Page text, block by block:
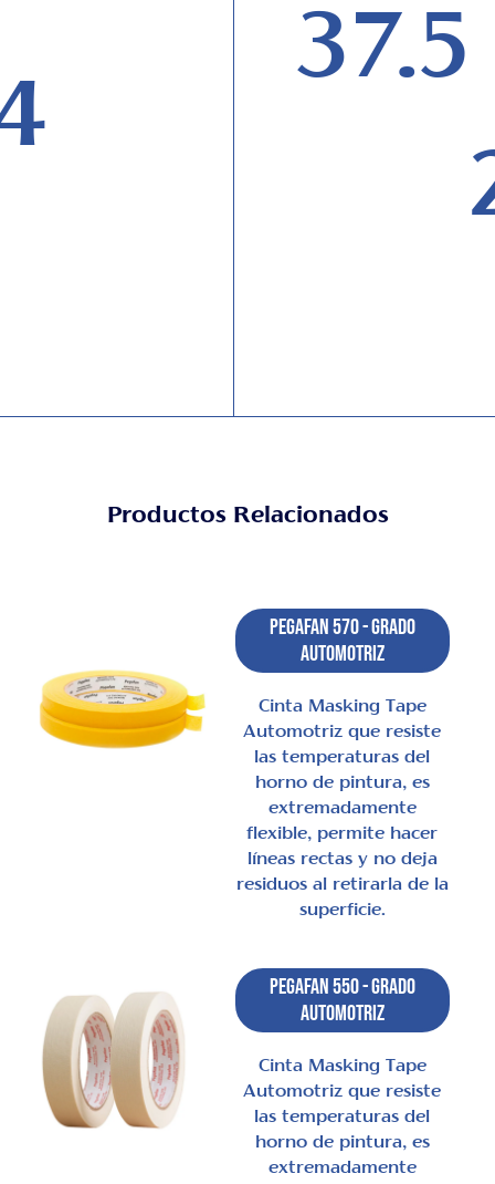
37.5
Productos Relacionados
Pegafan 570 - Grado
Automotriz
Cinta Masking Tape
Automotriz que resiste
las temperaturas del
horno de pintura, es
extremadamente
flexible, permite hacer
líneas rectas y no deja
residuos al retirarla de la
superficie.
Pegafan 550 - Grado
Automotriz
Cinta Masking Tape
Automotriz que resiste
las temperaturas del
horno de pintura, es
extremadamente